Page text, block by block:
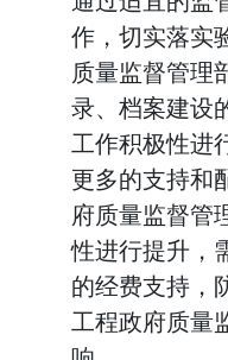
作，切实落实
质量监督管理
录、档案建设
工作积极性进
更多的支持和
府质量监督管
性进行提升，
的经费支持，
工程政府质量